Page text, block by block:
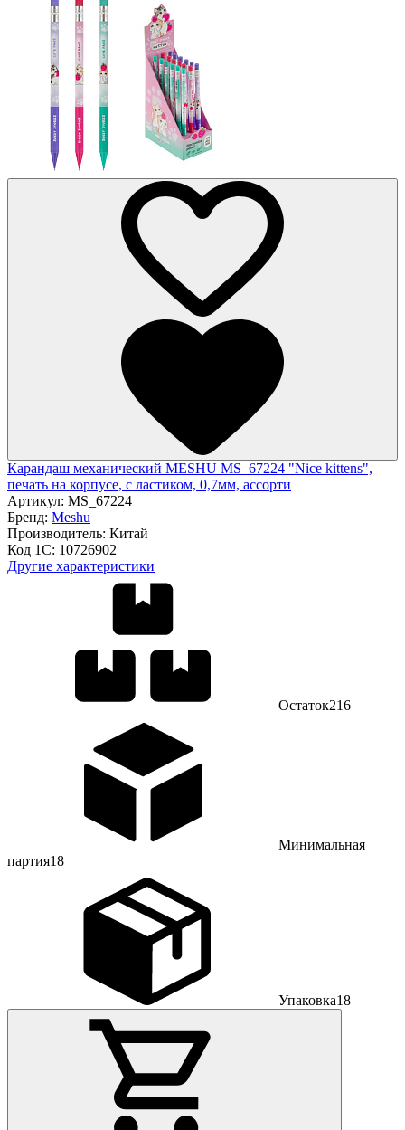
Карандаш механический MESHU MS_67224 "Nice kittens",
печать на корпусе, с ластиком, 0,7мм, ассорти
Артикул: MS_67224
Бренд: Meshu
Производитель: Китай
Код 1С: 10726902
Другие характеристики
Остаток216
Минимальная
партия18
Упаковка18